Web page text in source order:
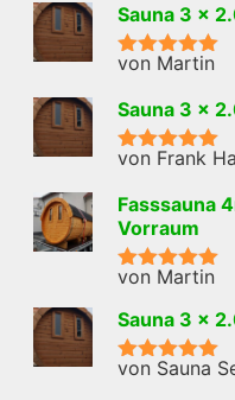
Sauna 3 x
Bewertet mit
von Martin
Sauna 3 x
Bewertet mit
von Frank
Fasssauna
Vorraum
Bewertet mit
von Martin
Sauna 3 x
Bewertet mit
von Sauna